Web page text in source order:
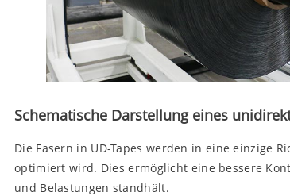
Schematische Darstellung eines
Die Fasern in UD-Tapes werden in eine einzige
optimiert wird. Dies ermöglicht eine bessere
und Belastungen standhält.